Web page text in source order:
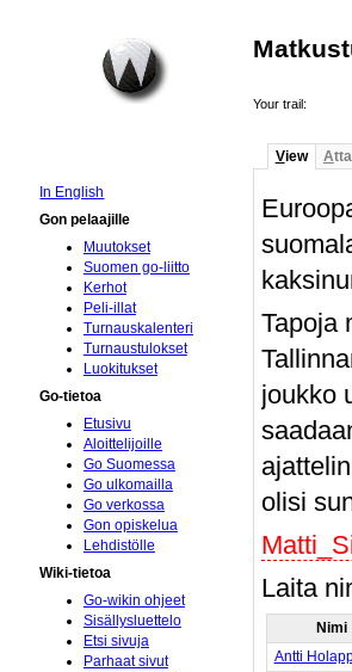
Your trail:
View A
Tapoja
joukko
olisi
Laita
Nimi
Antti
In English
Gon pelaajille
Muutokset
Suomen go-liitto
Kerhot
Peli-illat
Turnauskalenteri
Turnaustulokset
Luokitukset
Go-tietoa
Etusivu
Aloittelijoille
Go Suomessa
Go ulkomailla
Go verkossa
Gon opiskelua
Lehdistölle
Wiki-tietoa
Go-wikin ohjeet
Sisällysluettelo
Etsi sivuja
Parhaat sivut